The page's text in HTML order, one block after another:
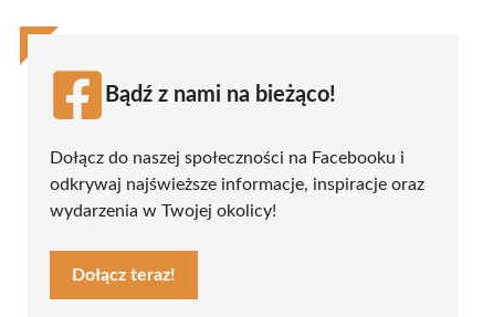
Bądź z nami na bieżąco!
Dołącz do naszej społeczności na Facebooku i
odkrywaj najświeższe informacje, inspiracje oraz
wydarzenia w Twojej okolicy!
Dołącz teraz!